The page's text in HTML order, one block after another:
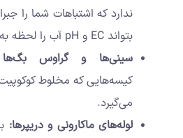
ندارد که اشتباهات شما را
بتواند EC و pH آب را لحظه
سینی‌ها و گراوس
کیسه‌هایی که مخلوط کوکوپیت
می‌گیرد.
لوله‌های ماکارونی و دریپرها: